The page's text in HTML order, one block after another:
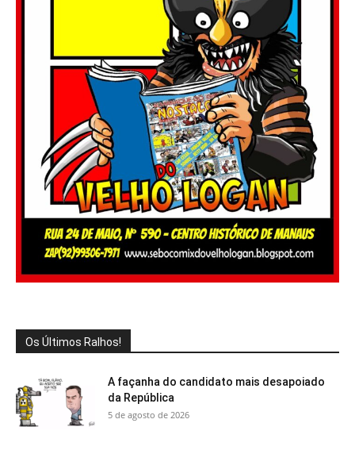
Os Últimos Ralhos!
A façanha do candidato mais desapoiado
da República
5 de agosto de 2026